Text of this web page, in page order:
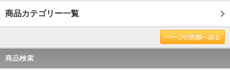
商品カテゴリー一覧
ページの先頭へ戻る
商品検索